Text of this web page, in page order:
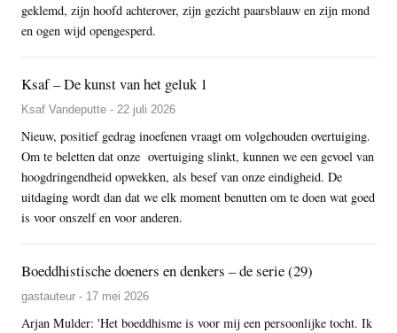
geklemd, zijn hoofd achterover, zijn gezicht paarsblauw en zijn mond
en ogen wijd opengesperd.
Ksaf – De kunst van het geluk 1
Ksaf Vandeputte - 22 juli 2026
Nieuw, positief gedrag inoefenen vraagt om volgehouden overtuiging.
Om te beletten dat onze overtuiging slinkt, kunnen we een gevoel van
hoogdringendheid opwekken, als besef van onze eindigheid. De
uitdaging wordt dan dat we elk moment benutten om te doen wat goed
is voor onszelf en voor anderen.
Boeddhistische doeners en denkers – de serie (29)
gastauteur - 17 mei 2026
Arjan Mulder: 'Het boeddhisme is voor mij een persoonlijke tocht. Ik